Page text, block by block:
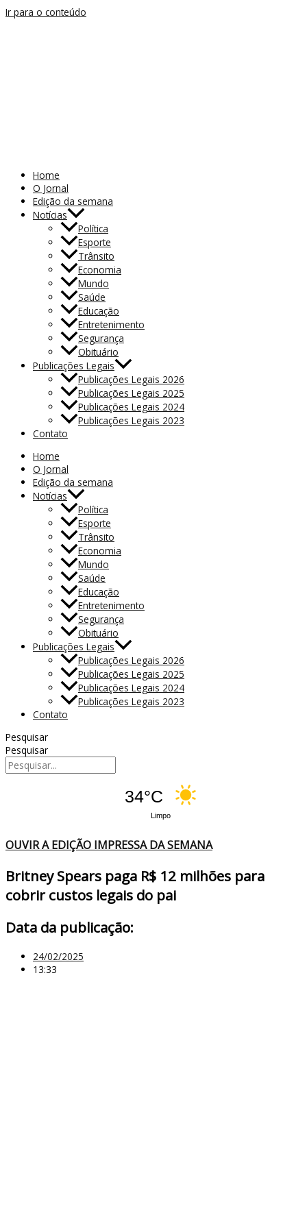
Ir para o conteúdo
Home
O Jornal
Edição da semana
Notícias
Política
Esporte
Trânsito
Economia
Mundo
Saúde
Educação
Entretenimento
Segurança
Obituário
Publicações Legais
Publicações Legais 2026
Publicações Legais 2025
Publicações Legais 2024
Publicações Legais 2023
Contato
Home
O Jornal
Edição da semana
Notícias
Política
Esporte
Trânsito
Economia
Mundo
Saúde
Educação
Entretenimento
Segurança
Obituário
Publicações Legais
Publicações Legais 2026
Publicações Legais 2025
Publicações Legais 2024
Publicações Legais 2023
Contato
Pesquisar
Pesquisar
34°C
Limpo
OUVIR A EDIÇÃO IMPRESSA DA SEMANA
Britney Spears paga R$ 12 milhões para
cobrir custos legais do pai
Data da publicação:
24/02/2025
13:33